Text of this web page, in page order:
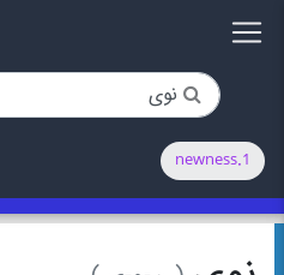
1.newness